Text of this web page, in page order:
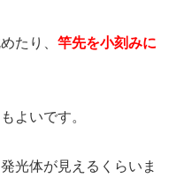
たり、 竿先を小刻みに
よいです。
光体が見えるくらいま